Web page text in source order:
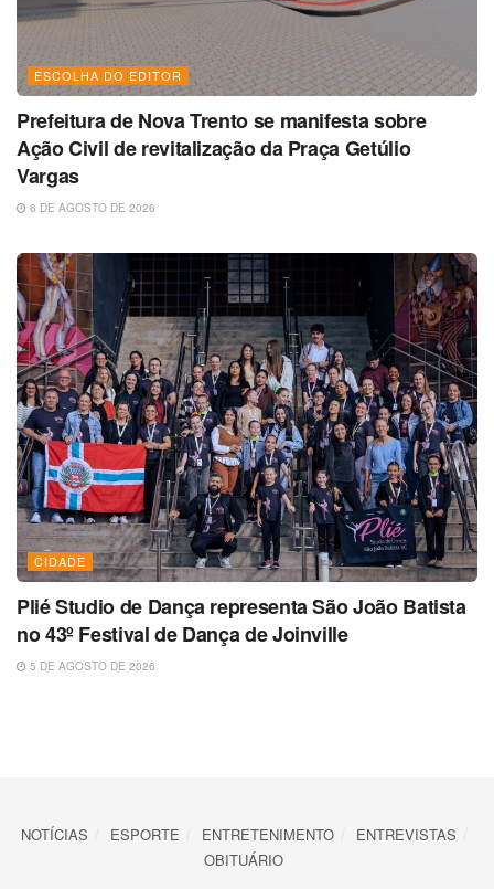
ESCOLHA DO EDITOR
Prefeitura de Nova Trento se manifesta sobre
Ação Civil de revitalização da Praça Getúlio
Vargas
6 DE AGOSTO DE 2026
CIDADE
Plié Studio de Dança representa São João Batista
no 43º Festival de Dança de Joinville
5 DE AGOSTO DE 2026
NOTÍCIAS ESPORTE ENTRETENIMENTO
ENTREVISTAS
OBITUÁRIO